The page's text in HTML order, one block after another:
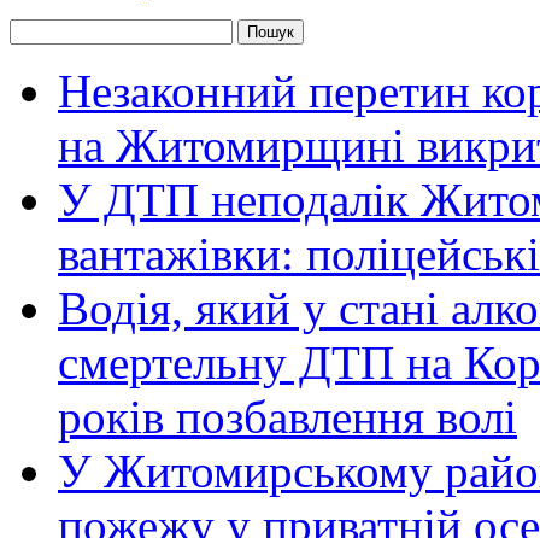
Незаконний перетин
на Житомирщині
У ДТП неподалік
вантажівки:
Водія, який у стані
смертельну ДТП на
років позбавлення волі
У Житомирському
пожежу у приватній